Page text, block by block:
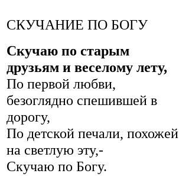
СКУЧАНИЕ ПО БОГУ
Скучаю по старым
друзьям и веселому лету,
По первой любви,
безоглядно спешившей в
дорогу,
По детской печали, похожей
на светлую эту,-
Скучаю по Богу.